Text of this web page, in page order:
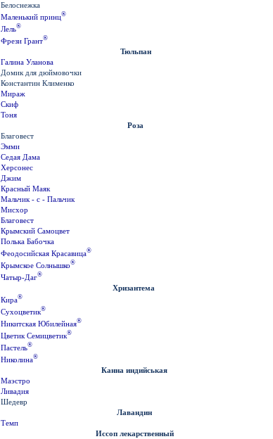
Белоснежка
Маленький принц®
Лель®
Фрези Грант®
Тюльпан
Галина Уланова
Домик для дюймовочки
Константин Клименко
Мираж
Скиф
Тоня
Роза
Благовест
Эмми
Седая Дама
Херсонес
Джим
Красный Маяк
Мальчик - с - Пальчик
Мисхор
Благовест
Крымский Самоцвет
Полька Бабочка
Феодосийская Красавица®
Крымское Солнышко®
Чатыр-Даг®
Хризантема
Кира®
Сухоцветик®
Никитская Юбилейная®
Цветик Семицветик®
Пастель®
Николина®
Канна индийськая
Маэстро
Ливадия
Шедевр
Лавандин
Темп
Иссоп лекарственный